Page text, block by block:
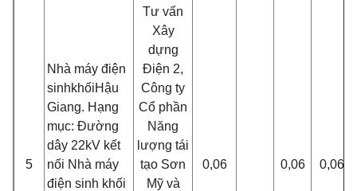
5
Nhà máy điện
sinhkhốiHậu
Giang. Hạng
mục: Đường
dây 22kV kết
nối Nhà máy
điện sinh khối
Tư vấn
Xây
dựng
Điện 2,
Công ty
Cổ phần
Năng
lượng tái
tạo Sơn
Mỹ và
0,06 0,06 0,06